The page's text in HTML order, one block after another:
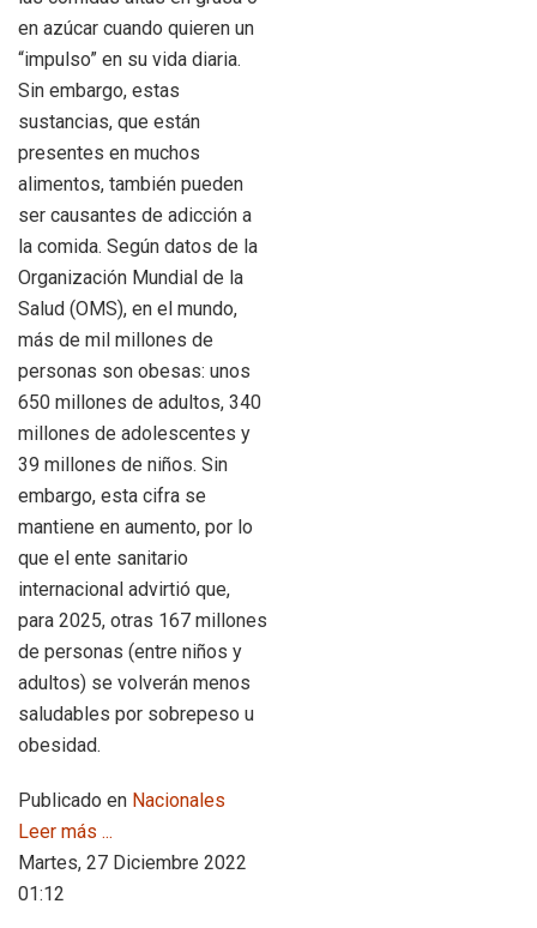
en azúcar cuando quieren un
“impulso” en su vida diaria.
Sin embargo, estas
sustancias, que están
presentes en muchos
alimentos, también pueden
ser causantes de adicción a
la comida. Según datos de la
Organización Mundial de la
Salud (OMS), en el mundo,
más de mil millones de
personas son obesas: unos
650 millones de adultos, 340
millones de adolescentes y
39 millones de niños. Sin
embargo, esta cifra se
mantiene en aumento, por lo
que el ente sanitario
internacional advirtió que,
para 2025, otras 167 millones
de personas (entre niños y
adultos) se volverán menos
saludables por sobrepeso u
obesidad.
Publicado en Nacionales
Leer más ...
Martes, 27 Diciembre 2022
01:12